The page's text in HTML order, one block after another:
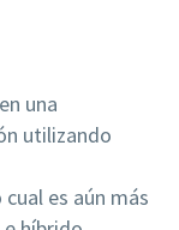
una
utilizando
es aún más